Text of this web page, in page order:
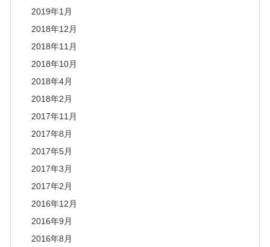
2019年1月
2018年12月
2018年11月
2018年10月
2018年4月
2018年2月
2017年11月
2017年8月
2017年5月
2017年3月
2017年2月
2016年12月
2016年9月
2016年8月